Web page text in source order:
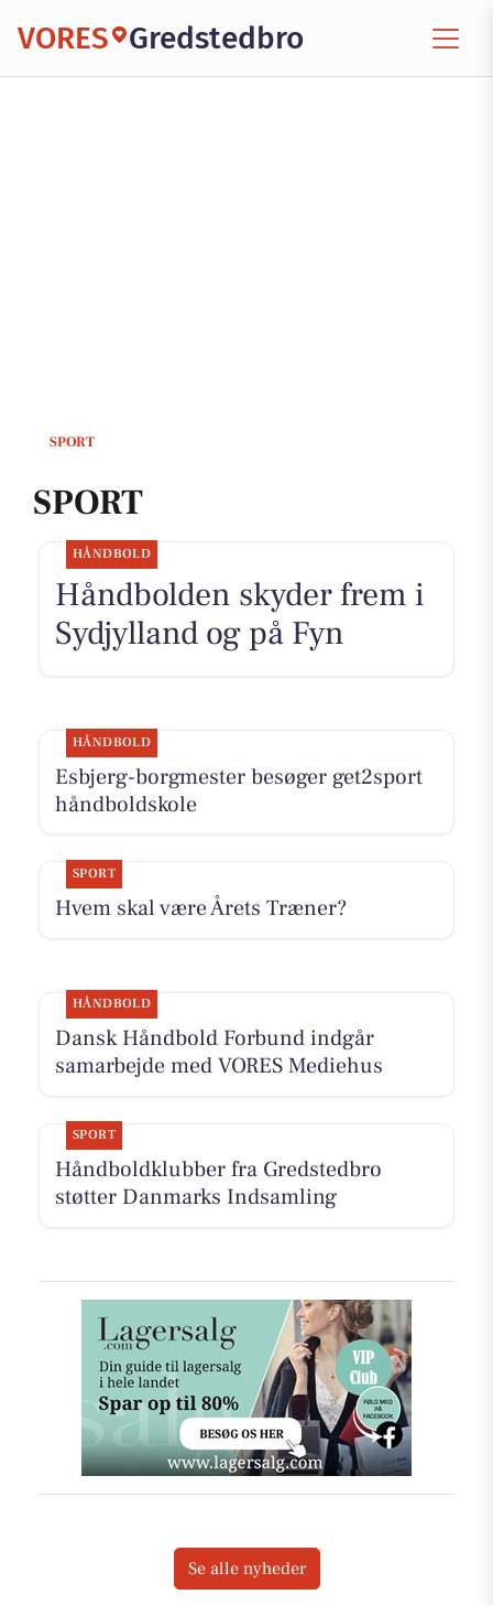
VORES Gredstedbro
SPORT
SPORT
HÅNDBOLD
Håndbolden skyder frem i
Sydjylland og på Fyn
HÅNDBOLD
Esbjerg-borgmester besøger get2sport
håndboldskole
SPORT
Hvem skal være Årets Træner?
HÅNDBOLD
Dansk Håndbold Forbund indgår
samarbejde med VORES Mediehus
SPORT
Håndboldklubber fra Gredstedbro
støtter Danmarks Indsamling
Se alle nyheder